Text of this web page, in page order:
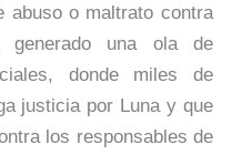
abuso o maltrato contra
generado una ola de
donde miles de
justicia por Luna y que
los responsables de